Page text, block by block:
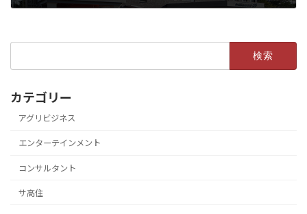
カテゴリー
アグリビジネス
エンターテインメント
コンサルタント
サ高住